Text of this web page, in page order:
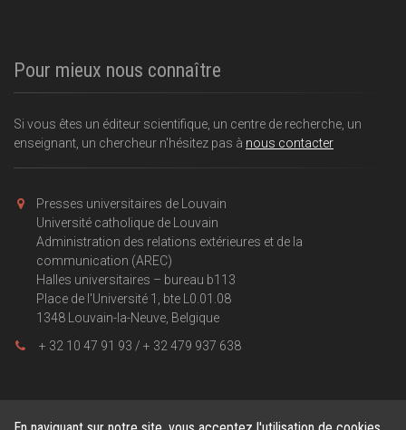
Pour mieux nous connaître
Si vous êtes un éditeur scientifique, un centre de recherche, un
enseignant, un chercheur n'hésitez pas à nous contacter
Presses universitaires de Louvain
Université catholique de Louvain
Administration des relations extérieures et de la
communication (AREC)
Halles universitaires – bureau b113
Place de l'Université 1, bte L0.01.08
1348 Louvain-la-Neuve, Belgique
+ 32 10 47 91 93 / + 32 479 937 638